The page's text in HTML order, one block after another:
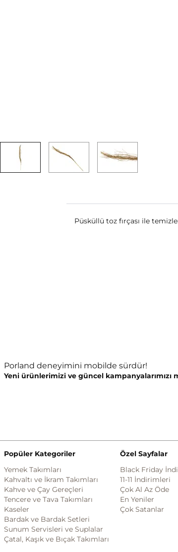
Püsküllü toz fırçası ile
Porland deneyimini mobilde sürdür!
Yeni ürünlerimizi ve güncel
Popüler Kategoriler
Yemek Takımları
Kahvaltı ve İkram Takımları
Kahve ve Çay Gereçleri
Tencere ve Tava Takımları
Kaseler
Bardak ve Bardak Setleri
Sunum Servisleri ve Suplalar
Çatal, Kaşık ve Bıçak Takımları
Özel Sayfalar
Black Friday
11-11 İndirimleri
Çok Al Az Öde
En Yeniler
Çok Satanlar